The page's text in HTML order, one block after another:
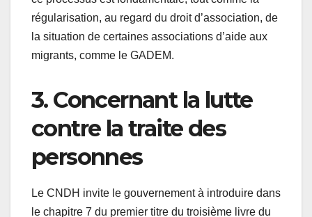
régularisation, au regard du droit d’association, de
la situation de certaines associations d’aide aux
migrants, comme le GADEM.
3. Concernant la lutte
contre la traite des
personnes
Le CNDH invite le gouvernement à introduire dans
le chapitre 7 du premier titre du troisième livre du